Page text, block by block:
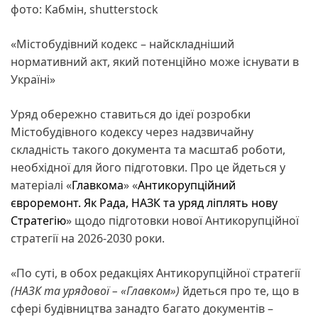
фото: Кабмін, shutterstock
«Містобудівний кодекс – найскладніший
нормативний акт, який потенційно може існувати в
Україні»
Уряд обережно ставиться до ідеї розробки
Містобудівного кодексу через надзвичайну
складність такого документа та масштаб роботи,
необхідної для його підготовки. Про це йдеться у
матеріалі «Главкома» «Антикорупційний
євроремонт. Як Рада, НАЗК та уряд ліплять нову
Стратегію» щодо підготовки нової Антикорупційної
стратегії на 2026-2030 роки.
«По суті, в обох редакціях Антикорупційної стратегії
(НАЗК та урядової – «Главком») йдеться про те, що в
сфері будівництва занадто багато документів –